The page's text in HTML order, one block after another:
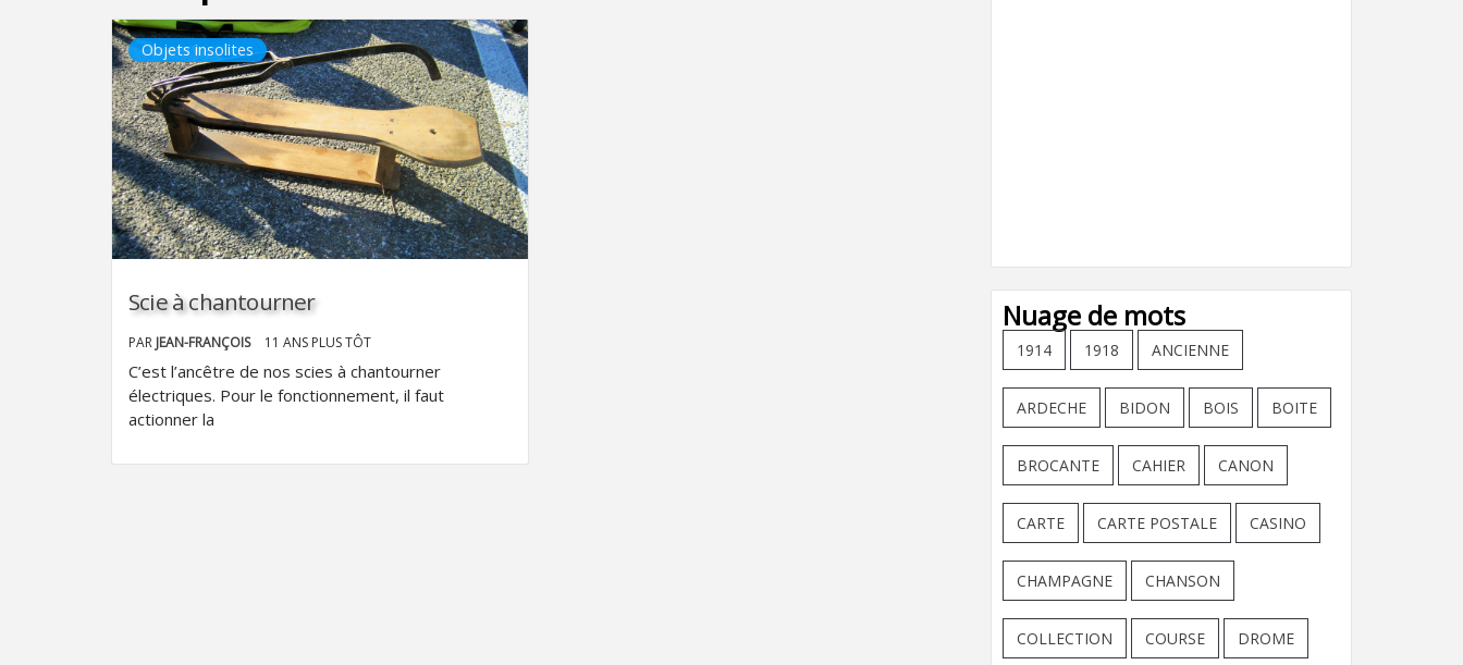
Objets insolites
Scie à chantourner
PAR JEAN-FRANÇOIS 11 ANS PLUS TÔT
C’est l’ancêtre de nos scies à chantourner
électriques. Pour le fonctionnement, il faut
actionner la
Nuage de mots
1914 1918 ANCIENNE
ARDECHE BIDON BOIS BOITE
BROCANTE CAHIER CANON
CARTE CARTE POSTALE CASINO
CHAMPAGNE CHANSON
COLLECTION COURSE DROME